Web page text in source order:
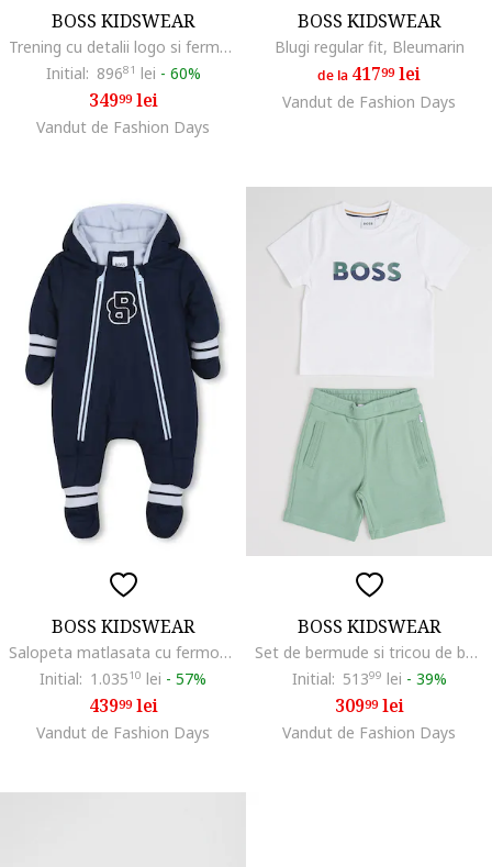
BOSS KIDSWEAR
Trening cu detalii logo si fermoar, Albastru glaciar
Initial: 89681 lei - 60%
34999lei
Vandut de Fashion Days
BOSS KIDSWEAR
Blugi regular fit, Bleumarin
de la 41799lei
Vandut de Fashion Days
BOSS KIDSWEAR
Salopeta matlasata cu fermoar, Bleumarin
Initial: 1.03510 lei - 57%
43999lei
Vandut de Fashion Days
BOSS KIDSWEAR
Set de bermude si tricou de bumbac, Verde pal/Alb optic
Initial: 51399 lei - 39%
30999lei
Vandut de Fashion Days